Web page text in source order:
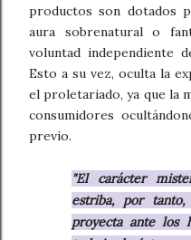
productos son dotados
aura sobrenatural o
voluntad independiente
Esto a su vez, oculta la
el proletariado, ya que la
consumidores
previo.
"El carácter
estriba, por
proyecta ante los